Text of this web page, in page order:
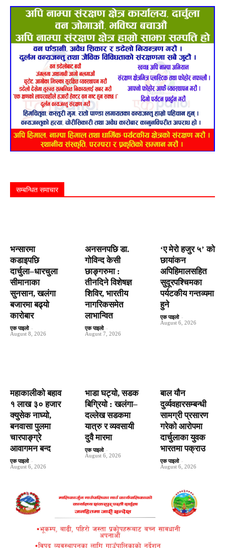
सम्बन्धित समाचार
भन्सारमा
कडाइपछि
दार्चुला–धारचुला
सीमानाका
सुनसान, खलंगा
बजारमा बढ्यो
कारोबार
एक पाइलो -
August 8, 2026
अनसनपछि डा.
गोविन्द केसी
छाङ्गरुमा :
तीनदिने विशेषज्ञ
शिविर, भारतीय
नागरिकसमेत
लाभान्वित
एक पाइलो -
August 7, 2026
‘ए मेरो हजुर ५’ को
छायांकन
अपिहिमालसहित
सुदूरपश्चिमका
पर्यटकीय गन्तव्यमा
हुने
एक पाइलो -
August 6, 2026
महाकालीको बहाव
१ लाख ३० हजार
क्युसेक नाघ्यो,
बनवासा पुलमा
चारपाङ्ग्रे
आवागमन बन्द
एक पाइलो -
August 6, 2026
भाडा घट्यो, सडक
बिग्रियो : खलंगा–
दल्लेख सडकमा
यात्रु र व्यवसायी
दुवै मारमा
एक पाइलो -
August 6, 2026
बाल यौन
दुर्व्यवहारसम्बन्धी
सामग्री प्रसारण
गरेको आरोपमा
दार्चुलाका युवक
भारतमा पक्राउ
एक पाइलो -
August 6, 2026